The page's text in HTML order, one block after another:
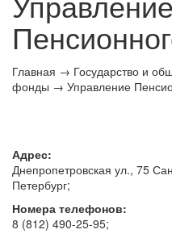
Главная → Государство и
фонды → Управление
Адрес:
Днепропетровская ул., 75
Петербург;
Номера телефонов:
8 (812) 490-25-95;